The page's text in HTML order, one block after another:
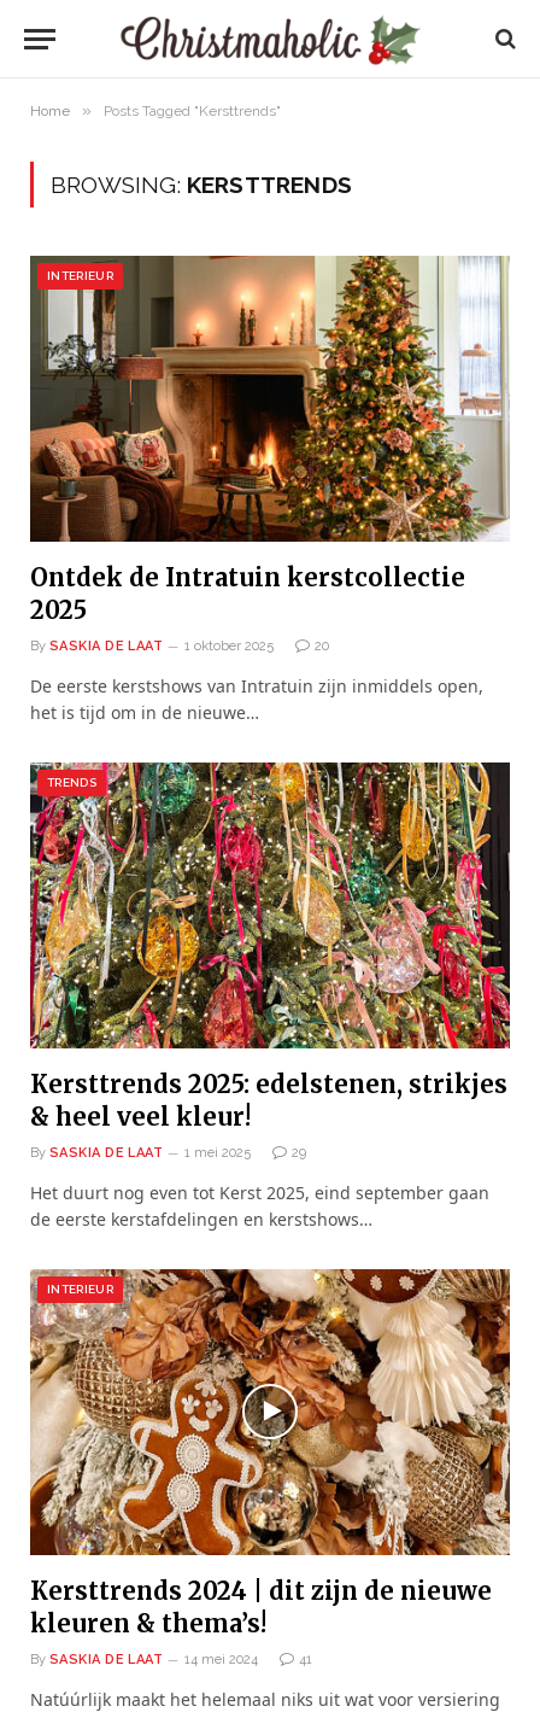
Home » Posts Tagged "Kersttrends"
BROWSING: KERSTTRENDS
INTERIEUR
Ontdek de Intratuin kerstcollectie
2025
By SASKIA DE LAAT 1 oktober 2025 20
De eerste kerstshows van Intratuin zijn inmiddels open,
het is tijd om in de nieuwe…
TRENDS
Kersttrends 2025: edelstenen, strikjes
& heel veel kleur!
By SASKIA DE LAAT 1 mei 2025 29
Het duurt nog even tot Kerst 2025, eind september gaan
de eerste kerstafdelingen en kerstshows…
INTERIEUR
Kersttrends 2024 | dit zijn de nieuwe
kleuren & thema’s!
By SASKIA DE LAAT 14 mei 2024 41
Natúúrlijk maakt het helemaal niks uit wat voor versiering